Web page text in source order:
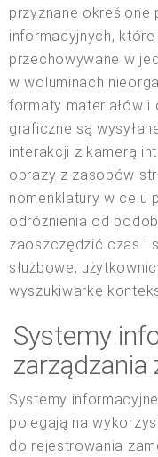
przyznane określone
informacyjnych,
przechowywane w
w woluminach
formaty materiałów i
graficzne są
interakcji z kamerą
obrazy z zasobów
nomenklatury w celu
odróżnienia od
zaoszczędzić czas i
służbowe,
wyszukiwarkę
Systemy
Systemy
polegają na
do rejestrowania